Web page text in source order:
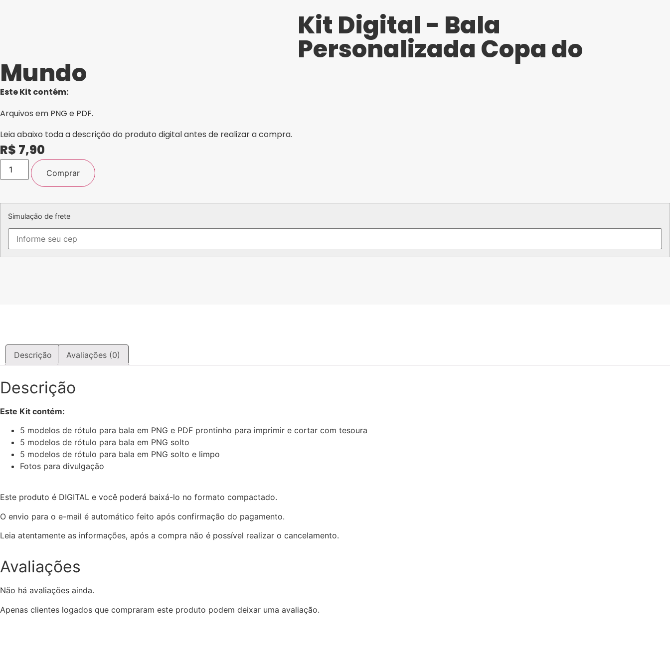
Kit Digital - Bala
Personalizada Copa do
Mundo
Este Kit contém:
Arquivos em PNG e PDF.
Leia abaixo toda a descrição do produto digital antes de realizar a compra.
R$ 7,90
Kit
Digital
-
Copa
Mundo
quantidade
Comprar
Simulação de frete
Descrição Avaliações (0)
Descrição
Este Kit contém:
5 modelos de rótulo para bala em PNG e PDF prontinho para imprimir e cortar com tesoura
5 modelos de rótulo para bala em PNG solto
5 modelos de rótulo para bala em PNG solto e limpo
Fotos para divulgação
Este produto é DIGITAL e você poderá baixá-lo no formato compactado.
O envio para o e-mail é automático feito após confirmação do pagamento.
Leia atentamente as informações, após a compra não é possível realizar o cancelamento.
Avaliações
Não há avaliações ainda.
Apenas clientes logados que compraram este produto podem deixar uma avaliação.